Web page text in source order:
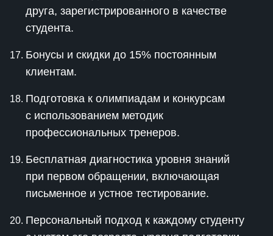
друга, зарегистрированного в качестве
студента.
Бонусы и скидки до 15% постоянным
клиентам.
Подготовка к олимпиадам и конкурсам
с использованием методик
профессиональных тренеров.
Бесплатная диагностика уровня знаний
при первом обращении, включающая
письменное и устное тестирование.
Персональный подход к каждому студенту